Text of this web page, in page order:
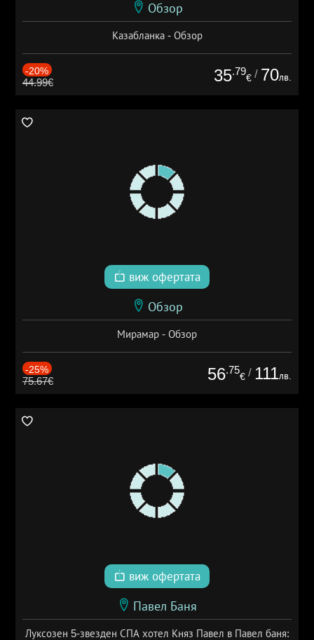
Обзор
Казабланка - Обзор
-20%
44.99€ 35.79
€ / 70лв.
виж офертата
Обзор
Мирамар - Обзор
-25%
75.67€ 56.75
€ / 111лв.
виж офертата
Павел Баня
Луксозен 5-звезден СПА хотел Княз Павел в Павел баня: